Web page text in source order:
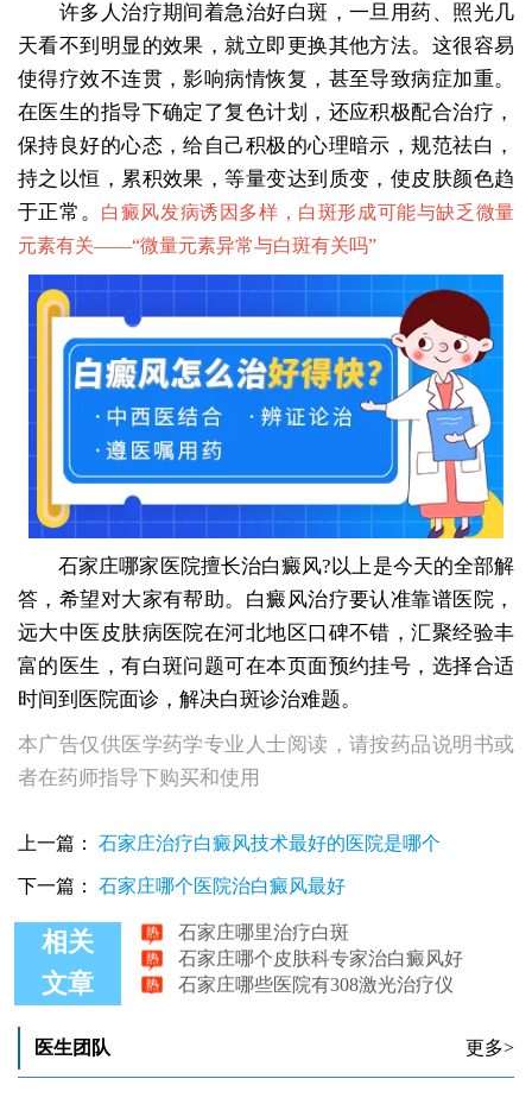
许多人治疗期间着急治好白斑，一旦用药、照光几
天看不到明显的效果，就立即更换其他方法。这很容易
使得疗效不连贯，影响病情恢复，甚至导致病症加重。
在医生的指导下确定了复色计划，还应积极配合治疗，
保持良好的心态，给自己积极的心理暗示，规范祛白，
持之以恒，累积效果，等量变达到质变，使皮肤颜色趋
于正常。
白癜风发病诱因多样，白斑形成可能与缺乏微量
元素有关——“微量元素异常与白斑有关吗”
石家庄哪家医院擅长治白癜风?以上是今天的全部解
答，希望对大家有帮助。白癜风治疗要认准靠谱医院，
远大中医皮肤病医院在河北地区口碑不错，汇聚经验丰
富的医生，有白斑问题可在本页面预约挂号，选择合适
时间到医院面诊，解决白斑诊治难题。
本广告仅供医学药学专业人士阅读，请按药品说明书或
者在药师指导下购买和使用
上一篇： 石家庄治疗白癜风技术最好的医院是哪个
下一篇： 石家庄哪个医院治白癜风最好
相关
文章
石家庄哪里有308激光仪器
石家庄哪个皮肤科专家治白癜风好
石家庄哪些医院有308激光治疗仪
白癜风黑色素种植石家庄哪里做好
医生团队
更多>